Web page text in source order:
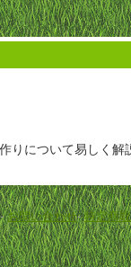
りについて易しく解
お問い合わせ-特定商